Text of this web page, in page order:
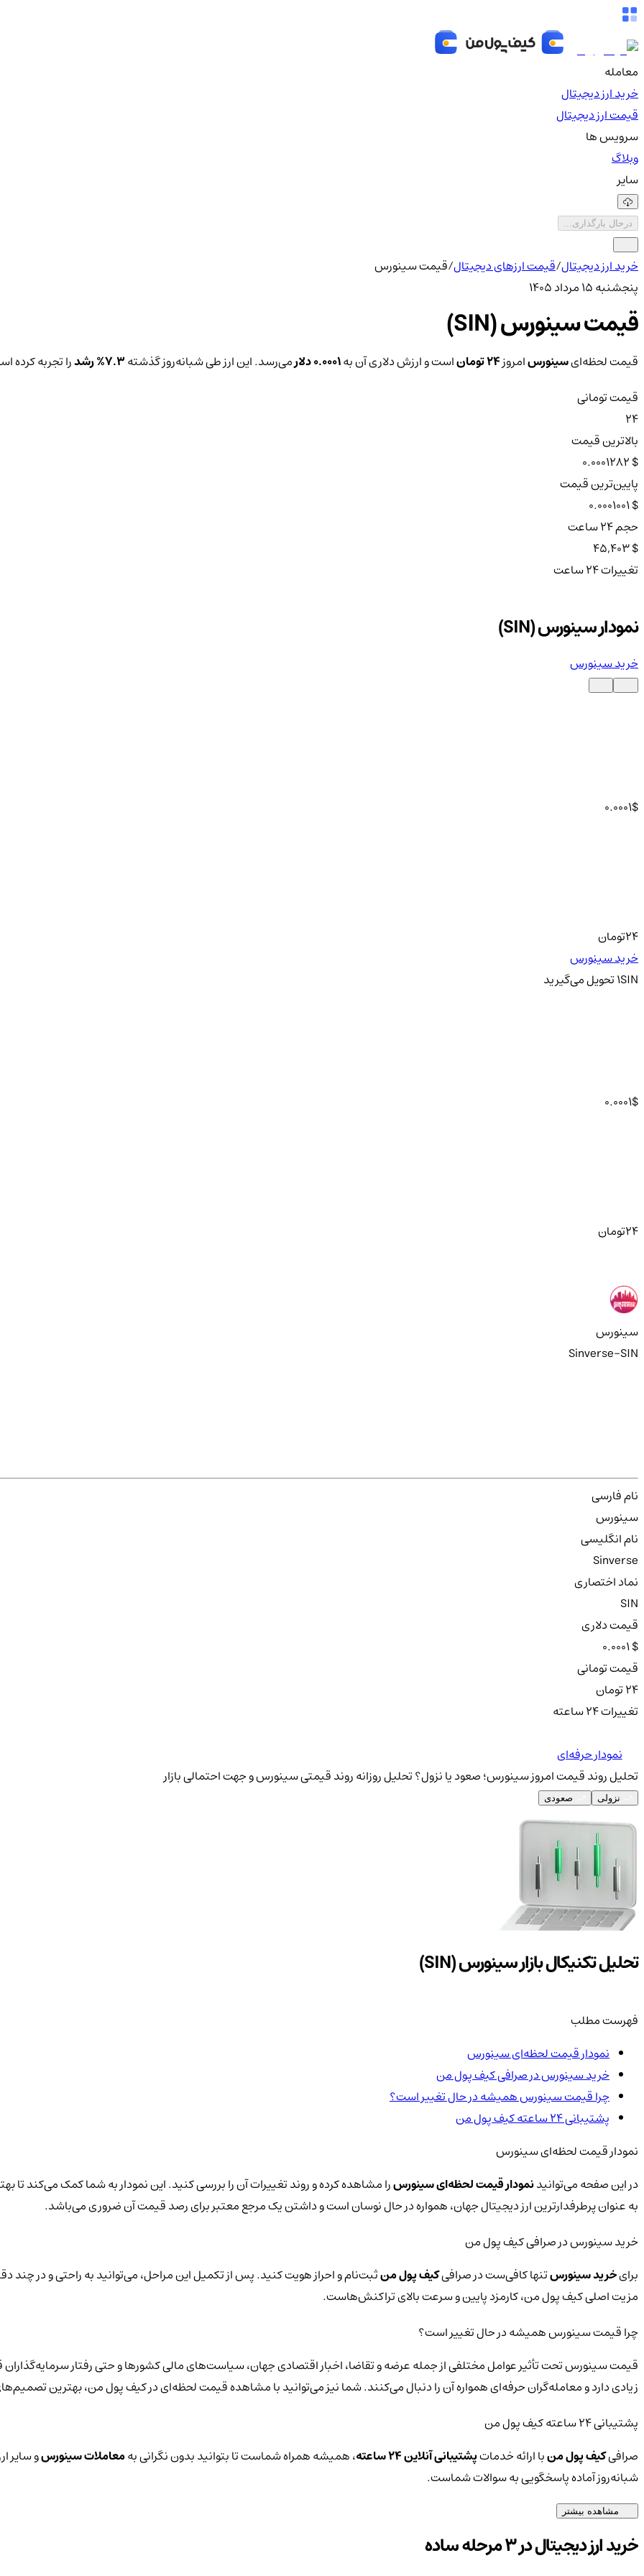
معامله
خرید ارز دیجیتال
قیمت ارز دیجیتال
سرویس ها
وبلاگ
سایر
درحال بارگذاری...
خرید ارز دیجیتال/قیمت ارزهای دیجیتال/قیمت سینورس
پنجشنبه ۱۵ مرداد ۱۴۰۵
قیمت سینورس (SIN)
قیمت لحظه‌ایسینورسامروز24 تومان است و ارزش دلاری آن به0.0001 دلار می‌رسد. این ارز طی شبانه‌روز گذشته7.3% رشدرا تجربه کرده
قیمت تومانی
24
بالاترین قیمت
$ 0.0001282
پایین‌ترین قیمت
$ 0.0001001
حجم ۲۴ ساعت
$ 45,403
تغییرات ۲۴ ساعت
نمودار سینورس (SIN)
خرید سینورس
0.0001$
24تومان
خرید سینورس
1SIN تحویلمی‌گیرید
0.0001$
24تومان
سینورس
Sinverse-SIN
نام فارسی
سینورس
نام انگلیسی
Sinverse
نماد اختصاری
SIN
قیمت دلاری
0.0001 $
قیمت تومانی
24 تومان
تغییرات ۲۴ ساعته
نمودار حرفه‌ای
تحلیل روند قیمت امروز سینورس؛ صعود یا نزول؟تحلیل روزانه روند قیمتی سینورس و جهت احتمالی بازار
نزولی صعودی
تحلیل تکنیکال بازار سینورس (SIN)
فهرست مطلب
نمودار قیمت لحظه‌ای سینورس
خرید سینورس در صرافی کیف پول من
چرا قیمت سینورس همیشه در حال تغییر است؟
پشتیبانی ۲۴ ساعته کیف پول من
نمودار قیمت لحظه‌ای سینورس
در این صفحه می‌توانیدنمودار قیمت لحظه‌ای سینورسرا مشاهده کرده و روند تغییرات آن را بررسی کنید. این نمودار به شما کمک می‌کند تا
به عنوان پرطرفدارترین ارز دیجیتال جهان، همواره در حال نوسان است و داشتن یک مرجع معتبر برای رصد قیمت آن ضروری می‌باشد.
خرید سینورس در صرافی کیف پول من
برایخرید سینورستنها کافی‌ست در صرافیکیف پول منثبت‌نام و احراز هویت کنید. پس از تکمیل این مراحل، می‌توانید به راحتی و در چند
مزیت اصلی کیف پول من، کارمزد پایین و سرعت بالای تراکنش‌هاست.
چرا قیمت سینورس همیشه در حال تغییر است؟
قیمت سینورس تحت تأثیر عوامل مختلفی از جمله عرضه و تقاضا، اخبار اقتصادی جهان، سیاست‌های مالی کشورها و حتی رفتار سرمایه‌گذاران
زیادی دارد و معامله‌گران حرفه‌ای همواره آن را دنبال می‌کنند. شما نیز می‌توانید با مشاهده قیمت لحظه‌ای در کیف پول من، بهترین
پشتیبانی ۲۴ ساعته کیف پول من
صرافیکیف پول منبا ارائه خدماتپشتیبانی آنلاین ۲۴ ساعته ، همیشه همراه شماست تا بتوانید بدون نگرانی بهمعاملات سینورسو سایر
شبانه‌روز آماده پاسخگویی به سوالات شماست.
مشاهده بیشتر
خرید ارز دیجیتال در 3 مرحله ساده